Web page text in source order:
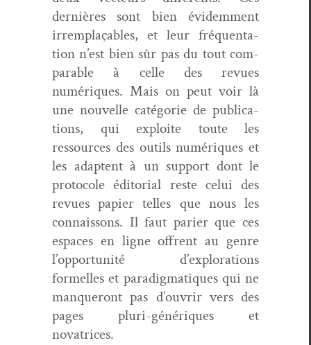
dernières sont bien évidem­ment
irrem­plaçables, et leur fréquen­ta­
tion n’est bien sûr pas du tout com­
pa­ra­ble à celle des revues
numériques. Mais on peut voir là
une nou­velle caté­gorie de pub­li­ca­
tions, qui exploite toute les
ressources des out­ils numériques et
les adaptent à un sup­port dont le
pro­to­cole édi­to­r­i­al reste celui des
revues papi­er telles que nous les
con­nais­sons. Il faut pari­er que ces
espaces en ligne offrent au genre
l’op­por­tu­nité d’ex­plo­rations
formelles et par­a­dig­ma­tiques qui ne
man­queront pas d’ou­vrir vers des
pages pluri-génériques et
novatrices.